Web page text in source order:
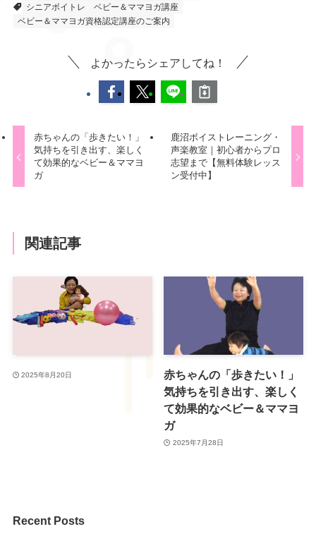
シニアボイトレ
ベビー＆ママヨガ講座
ベビー＆ママヨガ資格認定講座のご案内
よかったらシェアしてね！
赤ちゃんの「歩きたい！」
気持ちを引き出す、楽しく
て効果的なベビー＆ママヨ
ガ
鹿沼ボイストレーニング・
声楽教室｜初心者からプロ
志望まで【無料体験レッス
ン受付中】
関連記事
2025年8月20日
赤ちゃんの「歩きたい！」
気持ちを引き出す、楽しく
て効果的なベビー＆ママヨ
ガ
2025年7月28日
Recent Posts